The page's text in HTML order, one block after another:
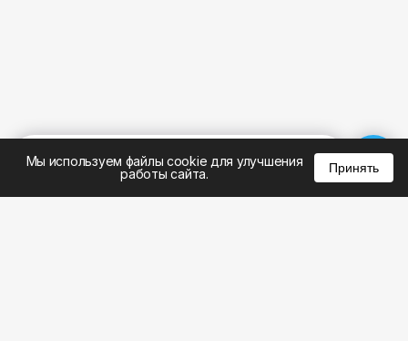
Мы используем файлы cookie для улучшения
работы сайта.
Принять